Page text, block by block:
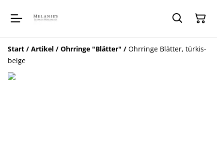
Start / Artikel / Ohrringe "Blätter" / Ohrringe Blätter, türkis-
beige